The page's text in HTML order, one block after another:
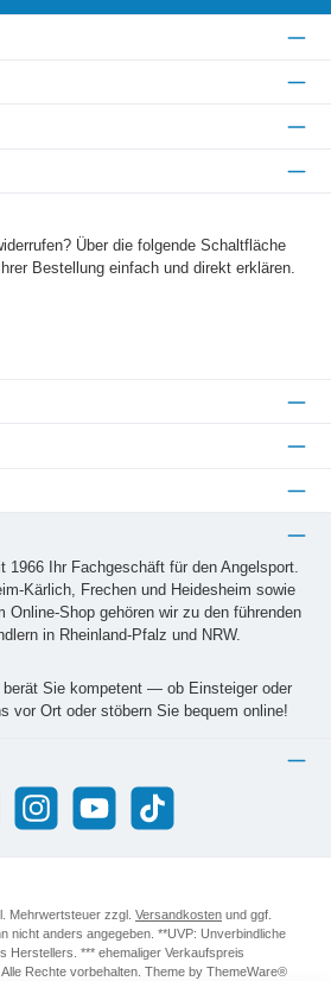
Über die folgende Schaltfläche
Bestellung einfach und direkt erklären.
1966 Ihr Fachgeschäft für den Angelsport.
Kärlich, Frechen und Heidesheim sowie
Online-Shop gehören wir zu den führenden
in Rheinland-Pfalz und NRW.
berät Sie kompetent — ob Einsteiger oder
vor Ort oder stöbern Sie bequem online!
Instagram YouTube TikTok
Mehrwertsteuer zzgl. Versandkosten und ggf.
nicht anders angegeben. **UVP: Unverbindliche
Herstellers. *** ehemaliger Verkaufspreis
Rechte vorbehalten. Theme by ThemeWare®